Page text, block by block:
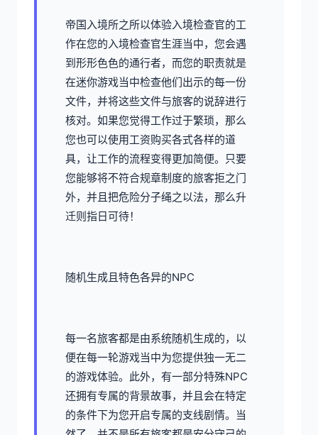
帝国入境所之所以体验入境检查官的工
作在您的入境检查官生涯当中，您会遇
到形形色色的通行者，而您的职责就是
在迷你游戏当中检查他们出示的每一份
文件，并将这些文件与旅客的说辞进行
核对。如果您觉得工作过于繁琐，那么
您也可以使用工资购买各式各样的道
具，让工作的流程变得更加简便。只要
您能够将不符合规章制度的旅客拒之门
外，并且把危险分子绳之以法，那么升
迁则指日可待！
随机生成且特色各异的NPC
每一名旅客都是由系统随机生成的，以
便在每一轮游戏当中为您提供独一无二
的游戏体验。此外，有一部分特殊NPC
还拥有专属的背景故事，并且会在特定
的条件下为您开启专属的支线剧情。当